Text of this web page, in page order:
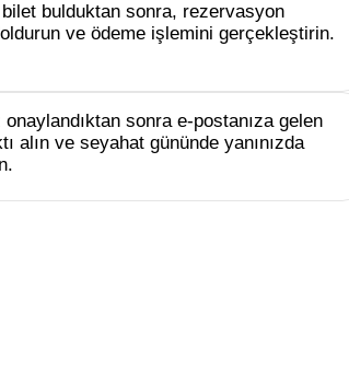
bulduktan sonra, rezervasyon
ve ödeme işlemini gerçekleştirin.
sonra e-postanıza gelen
alın ve seyahat gününde yanınızda